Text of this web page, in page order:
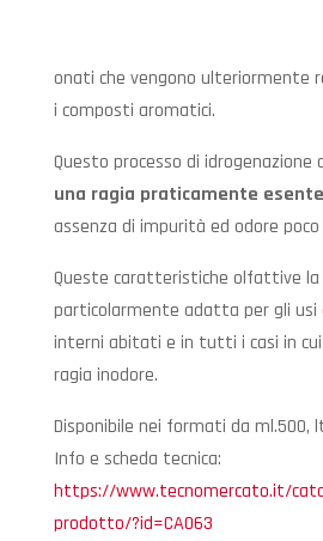
onati che vengono ulteriormente
i composti aromatici.
Questo processo di
una ragia praticamente
assenza di impurità ed odore
Queste caratteristiche olfattive la
particolarmente adatta per gli usi
interni abitati e in tutti i casi in
ragia inodore.
Disponibile nei formati da ml.500,
Info e scheda tecnica:
https://www.tecnomercato.it/
prodotto/?id=CA063